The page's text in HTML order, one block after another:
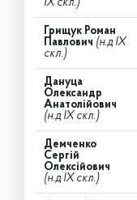
IX скл.)
Грищук Роман
Павлович (н.д IX
скл.)
Дануца
Олександр
Анатолійович
(н.д IX скл.)
Демченко
Сергій
Олексійович
(н.д IX скл.)